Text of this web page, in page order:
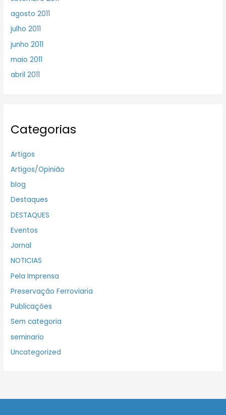
agosto 2011
julho 2011
junho 2011
maio 2011
abril 2011
Categorias
Artigos
Artigos/Opinião
blog
Destaques
DESTAQUES
Eventos
Jornal
NOTICIAS
Pela Imprensa
Preservação Ferroviaria
Publicações
Sem categoria
seminario
Uncategorized